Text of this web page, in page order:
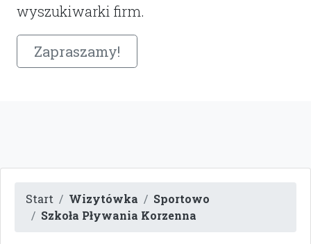
wyszukiwarki firm.
Zapraszamy!
Start Wizytówka
Sportowo
Szkoła Pływania Korzenna